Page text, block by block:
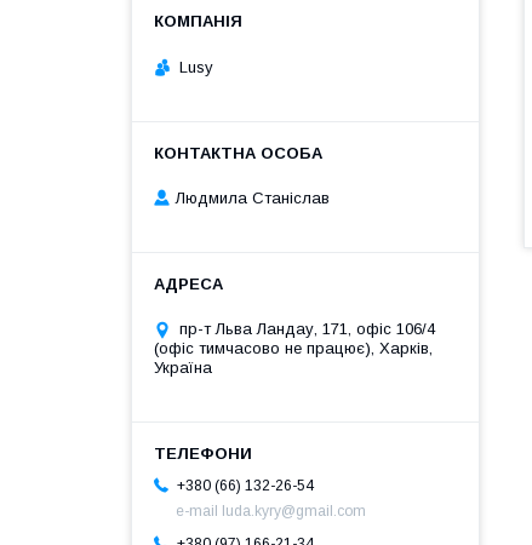
Lusy
Людмила Станіслав
пр-т Льва Ландау, 171, офіс 106/4
(офіс тимчасово не працює), Харків,
Україна
+380 (66) 132-26-54
e-mail luda.kyry@gmail.com